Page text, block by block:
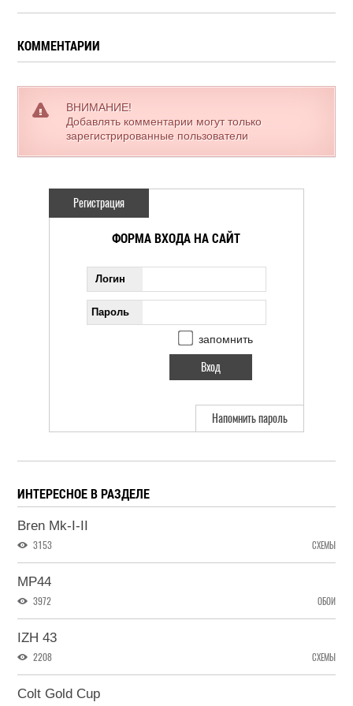
КОММЕНТАРИИ
ВНИМАНИЕ!
Добавлять комментарии могут только
зарегистрированные пользователи
Регистрация
ФОРМА ВХОДА НА САЙТ
Логин
Пароль
запомнить
Напомнить пароль
ИНТЕРЕСНОЕ В РАЗДЕЛЕ
Bren Mk-I-II
3153 СХЕМЫ
MP44
3972 ОБОИ
IZH 43
2208 СХЕМЫ
Colt Gold Cup